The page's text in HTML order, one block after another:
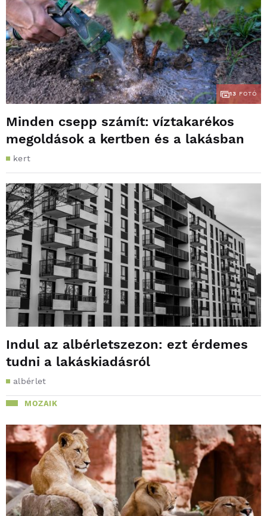
13 FOTÓ
Minden csepp számít: víztakarékos
megoldások a kertben és a lakásban
kert
Indul az albérletszezon: ezt érdemes
tudni a lakáskiadásról
albérlet
MOZAIK